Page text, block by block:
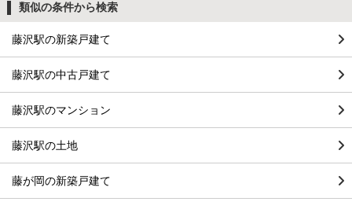
類似の条件から検索
藤沢駅の新築戸建て
藤沢駅の中古戸建て
藤沢駅のマンション
藤沢駅の土地
藤が岡の新築戸建て